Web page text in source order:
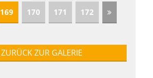
169 170 171 172
ZURÜCK ZUR GALERIE